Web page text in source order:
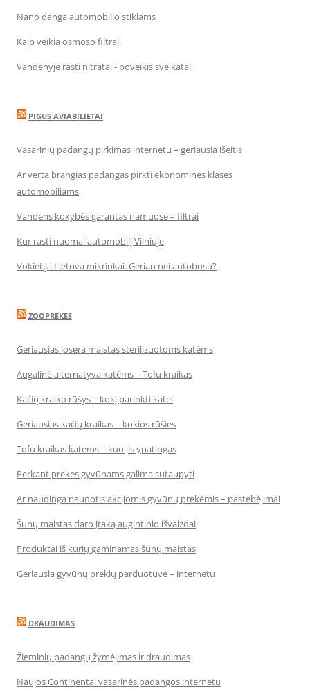
Nano danga automobilio stiklams
Kaip veikia osmoso filtrai
Vandenyje rasti nitratai - poveikis sveikatai
PIGUS AVIABILIETAI
Vasarinių padangų pirkimas internetu – geriausia išeitis
Ar verta brangias padangas pirkti ekonominės klasės
automobiliams
Vandens kokybės garantas namuose – filtrai
Kur rasti nuomai automobilį Vilniuje
Vokietija Lietuva mikriukai. Geriau nei autobusu?
ZOOPREKĖS
Geriausias Josera maistas sterilizuotoms katėms
Augalinė alternatyva katėms – Tofu kraikas
Kačių kraiko rūšys – kokį parinkti katei
Geriausias kačių kraikas – kokios rūšies
Tofu kraikas katėms – kuo jis ypatingas
Perkant prekes gyvūnams galima sutaupyti
Ar naudinga naudotis akcijomis gyvūnų prekėmis – pastebėjimai
Šunų maistas daro įtaką augintinio išvaizdai
Produktai iš kurių gaminamas šunų maistas
Geriausia gyvūnų prekių parduotuvė – internetu
DRAUDIMAS
Žieminių padangų žymėjimas ir draudimas
Naujos Continental vasarinės padangos internetu